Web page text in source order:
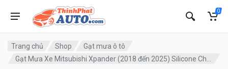
0
Trang chủ Shop
Gạt mưa ô tô